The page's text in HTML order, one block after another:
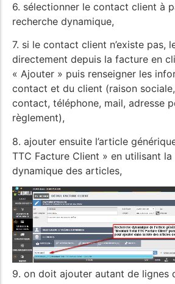
6. sélectionner le contact client à
recherche dynamique,
7. si le contact client n’existe pas,
directement depuis la facture en
« Ajouter » puis renseigner les
contact et du client (raison
contact, téléphone, mail, adresse
règlement),
8. ajouter ensuite l’article
TTC Facture Client » en utilisant la
dynamique des articles,
9. on doit ajouter autant de lignes